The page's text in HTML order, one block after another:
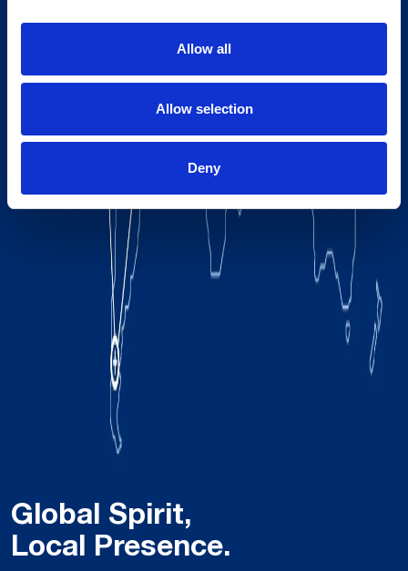
Allow all
Allow selection
Deny
Global Spirit,
Local Presence.